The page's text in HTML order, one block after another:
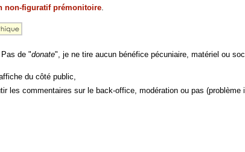
non-figuratif prémonitoire.
de "donate", je ne tire aucun bénéfice pécuniaire, matériel ou
du côté public,
les commentaires sur le back-office, modération ou pas (problème